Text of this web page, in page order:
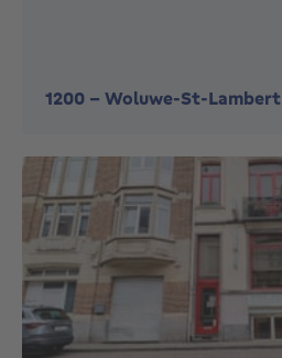
1200 - Woluwe-St-Lambert